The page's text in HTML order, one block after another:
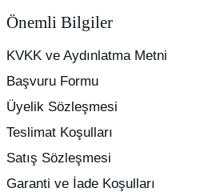
Önemli Bilgiler
KVKK ve Aydınlatma Metni
Başvuru Formu
Üyelik Sözleşmesi
Teslimat Koşulları
Satış Sözleşmesi
Garanti ve İade Koşulları